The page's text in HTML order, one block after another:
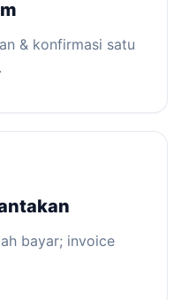
& konfirmasi satu
bayar; invoice